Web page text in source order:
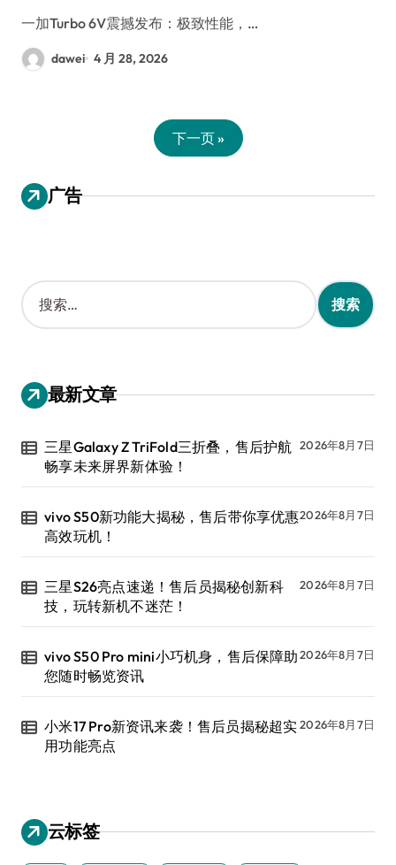
一加Turbo 6V震撼发布：极致性能，…
dawei 4 月 28, 2026
下一页 »
广告
搜
索
：
最新文章
三星Galaxy Z TriFold三折叠，售后护航
畅享未来屏界新体验！
2026年8月7日
vivo S50新功能大揭秘，售后带你享优惠
高效玩机！
2026年8月7日
三星S26亮点速递！售后员揭秘创新科
技，玩转新机不迷茫！
2026年8月7日
vivo S50 Pro mini小巧机身，售后保障助
您随时畅览资讯
2026年8月7日
小米17 Pro新资讯来袭！售后员揭秘超实
用功能亮点
2026年8月7日
云标签